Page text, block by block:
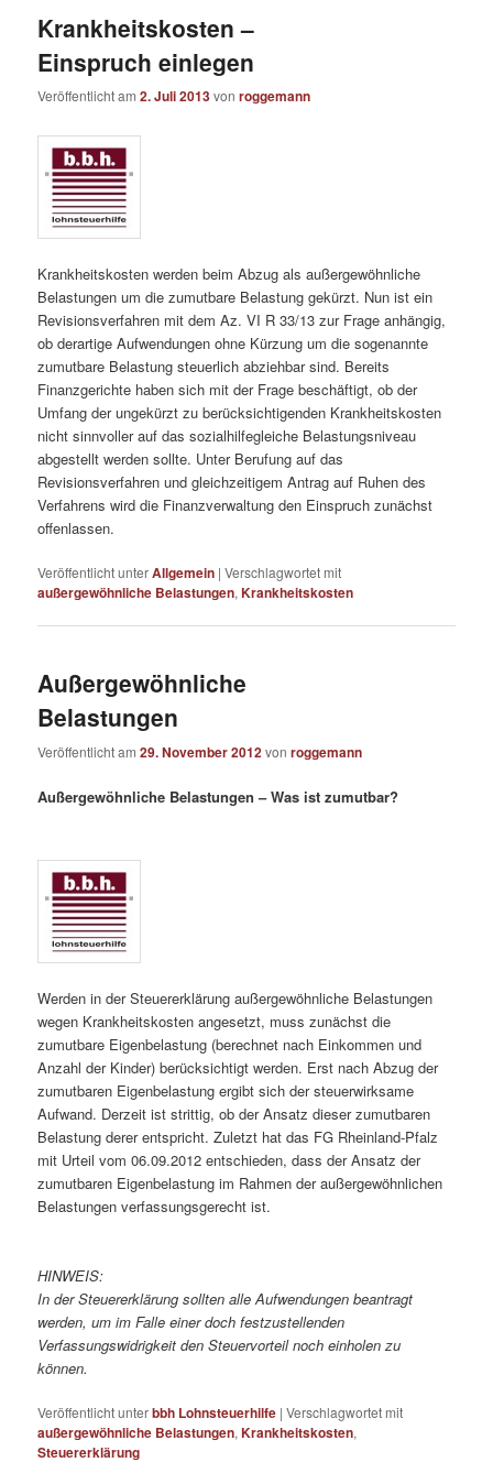
Krankheitskosten –
Einspruch einlegen
Veröffentlicht am2. Juli 2013vonroggemann
Krankheitskosten werden beim Abzug als außergewöhnliche
Belastungen um die zumutbare Belastung gekürzt. Nun ist ein
Revisionsverfahren mit dem Az. VI R 33/13 zur Frage anhängig,
ob derartige Aufwendungen ohne Kürzung um die sogenannte
zumutbare Belastung steuerlich abziehbar sind. Bereits
Finanzgerichte haben sich mit der Frage beschäftigt, ob der
Umfang der ungekürzt zu berücksichtigenden Krankheitskosten
nicht sinnvoller auf das sozialhilfegleiche Belastungsniveau
abgestellt werden sollte. Unter Berufung auf das
Revisionsverfahren und gleichzeitigem Antrag auf Ruhen des
Verfahrens wird die Finanzverwaltung den Einspruch zunächst
offenlassen.
Veröffentlicht unterAllgemein |Verschlagwortet mit
außergewöhnliche Belastungen,Krankheitskosten
Außergewöhnliche
Belastungen
Veröffentlicht am29. November 2012vonroggemann
Außergewöhnliche Belastungen – Was ist zumutbar?
Werden in der Steuererklärung außergewöhnliche Belastungen
wegen Krankheitskosten angesetzt, muss zunächst die
zumutbare Eigenbelastung (berechnet nach Einkommen und
Anzahl der Kinder) berücksichtigt werden. Erst nach Abzug der
zumutbaren Eigenbelastung ergibt sich der steuerwirksame
Aufwand. Derzeit ist strittig, ob der Ansatz dieser zumutbaren
Belastung derer entspricht. Zuletzt hat das FG Rheinland-Pfalz
mit Urteil vom 06.09.2012 entschieden, dass der Ansatz der
zumutbaren Eigenbelastung im Rahmen der außergewöhnlichen
Belastungen verfassungsgerecht ist.
HINWEIS:
In der Steuererklärung sollten alle Aufwendungen beantragt
werden, um im Falle einer doch festzustellenden
Verfassungswidrigkeit den Steuervorteil noch einholen zu
können.
Veröffentlicht unterbbh Lohnsteuerhilfe |Verschlagwortet mit
außergewöhnliche Belastungen,Krankheitskosten,
Steuererklärung